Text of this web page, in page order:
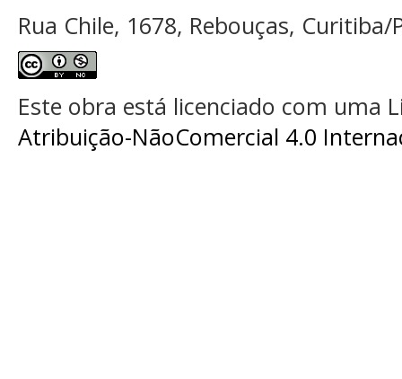
Rua Chile, 1678, Rebouças, Curitiba/
Este obra está licenciado com uma
Atribuição-NãoComercial 4.0